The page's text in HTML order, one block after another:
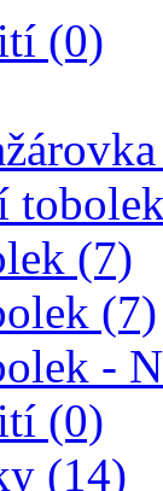
(0)
(7)
(7)
-
(0)
(14)